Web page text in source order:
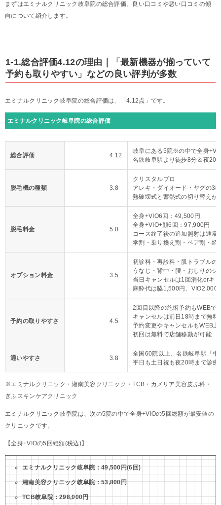
まずはエミナルクリニック岐阜院の総合評価、良い口コミや悪い口コミの傾
向について紹介します。
1-1.総合評価4.12の理由｜「最新機器が揃っていて
予約も取りやすい」などの良い評判が多数
エミナルクリニック岐阜院の総合評価は、「4.12点」です。
エミナルクリニック岐阜院の総合評価
総合評価 4.12
岐阜にある5院※の中で全身
名鉄岐阜駅より徒歩8分＆夜20
脱毛機の種類 3.8
クリスタルプロ
アレキ・ダイオード・ヤグの3
熱破壊式と蓄熱式の切り替えが
脱毛料金 5.0
全身+VIO6回：49,500円
全身+VIO+顔6回：97,900円
コース終了後の追加照射は通常
学割・乗り換え割・ペア割・紹
オプション料金 3.5
初診料・再診料・肌トラブルの
うなじ・背中・腰・おしりのシ
当日キャンセルは1回消化orキ
麻酔代は脇1,500円、VIO2,000
予約の取りやすさ 4.5
2回目以降の施術予約もWEBで
キャンセルは前日18時まで無料
予約変更やキャンセルもWEB上
初回は無料で店舗移動が可能
通いやすさ 3.8
全国60院以上、名鉄岐阜駅「中
平日も土日祝も夜20時まで診療
※エミナルクリニック・湘南美容クリニック・TCB・カメリア美容皮ふ科・
ぎふスキンケアクリニック
エミナルクリニック岐阜院は、次の5院の中で全身+VIOの5回総額が最安値の
クリニックです。
【全身+VIOの5回総額(税込)】
エミナルクリニック岐阜院：49,500円(6回)
湘南美容クリニック岐阜院：53,800円
TCB岐阜院：298,000円